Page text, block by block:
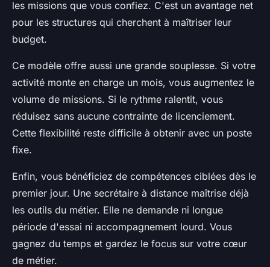
les missions que vous confiez. C'est un avantage net
pour les structures qui cherchent à maîtriser leur
budget.
Ce modèle offre aussi une grande souplesse. Si votre
activité monte en charge un mois, vous augmentez le
volume de missions. Si le rythme ralentit, vous
réduisez sans aucune contrainte de licenciement.
Cette flexibilité reste difficile à obtenir avec un poste
fixe.
Enfin, vous bénéficiez de compétences ciblées dès le
premier jour. Une secrétaire à distance maîtrise déjà
les outils du métier. Elle ne demande ni longue
période d'essai ni accompagnement lourd. Vous
gagnez du temps et gardez le focus sur votre cœur
de métier.